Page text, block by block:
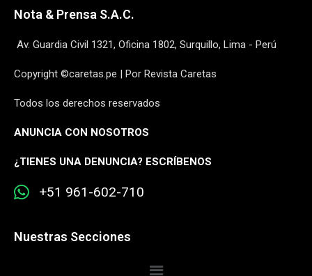
Nota & Prensa S.A.C.
Av. Guardia Civil 1321, Oficina 1802, Surquillo, Lima - Perú
Copyright ©caretas.pe | Por Revista Caretas
Todos los derechos reservados
ANUNCIA CON NOSOTROS
¿TIENES UNA DENUNCIA? ESCRÍBENOS
+51 961-602-710
Nuestras Secciones